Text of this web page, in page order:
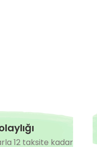
12 taksite kadar